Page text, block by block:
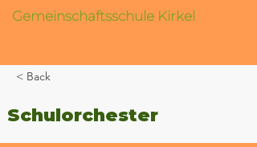
Gemeinschaftsschule Kirkel
< Back
Schulorchester